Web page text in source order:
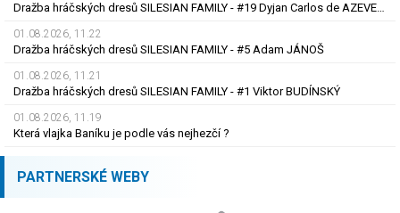
Dražba hráčských dresů SILESIAN FAMILY - #19 Dyjan Carlos de AZEVEDO
01.08.2026, 11.22
Dražba hráčských dresů SILESIAN FAMILY - #5 Adam JÁNOŠ
01.08.2026, 11.21
Dražba hráčských dresů SILESIAN FAMILY - #1 Viktor BUDÍNSKÝ
01.08.2026, 11.19
Která vlajka Baníku je podle vás nejhezčí ?
PARTNERSKÉ WEBY